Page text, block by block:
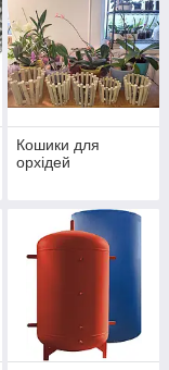
Кошики для
орхідей